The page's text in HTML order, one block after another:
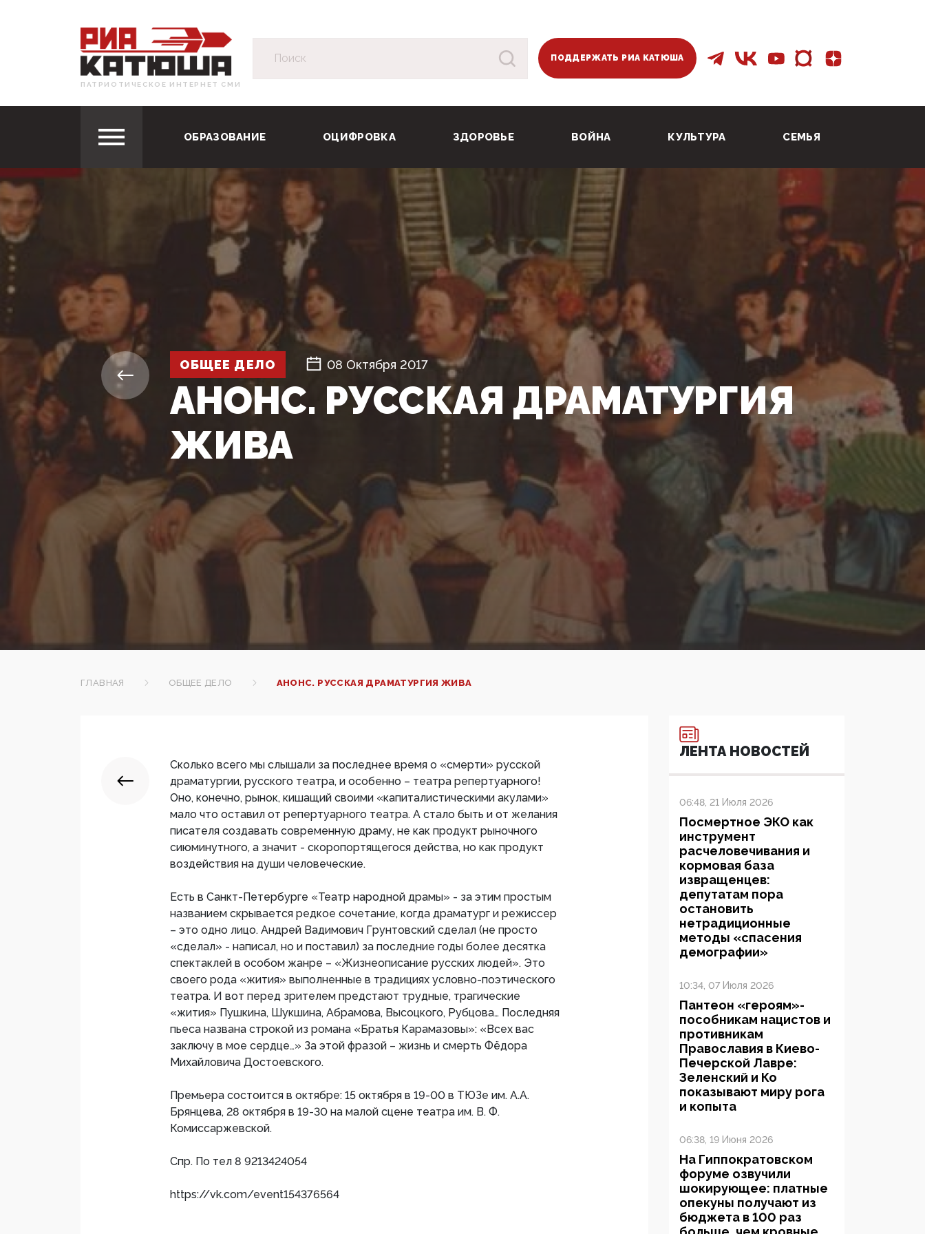
ПАТРИОТИЧЕСКОЕ ИНТЕРНЕТ СМИ
ПОДДЕРЖАТЬ РИА КАТЮША
ОБРАЗОВАНИЕ ОЦИФРОВКА ЗДОРОВЬЕ ВОЙНА КУЛЬТУРА СЕМЬЯ
ОБЩЕЕ ДЕЛО 08 Октября 2017
АНОНС. РУССКАЯ ДРАМАТУРГИЯ
ЖИВА
ГЛАВНАЯ ОБЩЕЕ ДЕЛО АНОНС. РУССКАЯ ДРАМАТУРГИЯ ЖИВА
Сколько всего мы слышали за последнее время о «смерти» русской
драматургии, русского театра, и особенно – театра репертуарного!
Оно, конечно, рынок, кишащий своими «капиталистическими акулами»
мало что оставил от репертуарного театра. А стало быть и от желания
писателя создавать современную драму, не как продукт рыночного
сиюминутного, а значит - скоропортящегося действа, но как продукт
воздействия на души человеческие.
Есть в Санкт-Петербурге «Театр народной драмы» - за этим простым
названием скрывается редкое сочетание, когда драматург и режиссер
– это одно лицо. Андрей Вадимович Грунтовский сделал (не просто
«сделал» - написал, но и поставил) за последние годы более десятка
спектаклей в особом жанре – «Жизнеописание русских людей». Это
своего рода «жития» выполненные в традициях условно-поэтического
театра. И вот перед зрителем предстают трудные, трагические
«жития» Пушкина, Шукшина, Абрамова, Высоцкого, Рубцова… Последняя
пьеса названа строкой из романа «Братья Карамазовы»: «Всех вас
заключу в мое сердце…» За этой фразой – жизнь и смерть Фёдора
Михайловича Достоевского.
Премьера состоится в октябре: 15 октября в 19-00 в ТЮЗе им. А.А.
Брянцева, 28 октября в 19-30 на малой сцене театра им. В. Ф.
Комиссаржевской.
Спр. По тел 8 9213424054
https://vk.com/event154376564
ЛЕНТА НОВОСТЕЙ
06:48, 21 Июля 2026
Посмертное ЭКО как
инструмент
расчеловечивания и
кормовая база
извращенцев:
депутатам пора
остановить
нетрадиционные
методы «спасения
демографии»
10:34, 07 Июля 2026
Пантеон «героям»-
пособникам нацистов и
противникам
Православия в Киево-
Печерской Лавре:
Зеленский и Ко
показывают миру рога
и копыта
06:38, 19 Июня 2026
На Гиппократовском
форуме озвучили
шокирующее: платные
опекуны получают из
бюджета в 100 раз